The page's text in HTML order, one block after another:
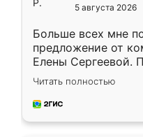
5 августа 2026
Больше всех мне
предложение от
Елены Сергеевой.
короткие сроки
для замера
предложил по
Читать полностью